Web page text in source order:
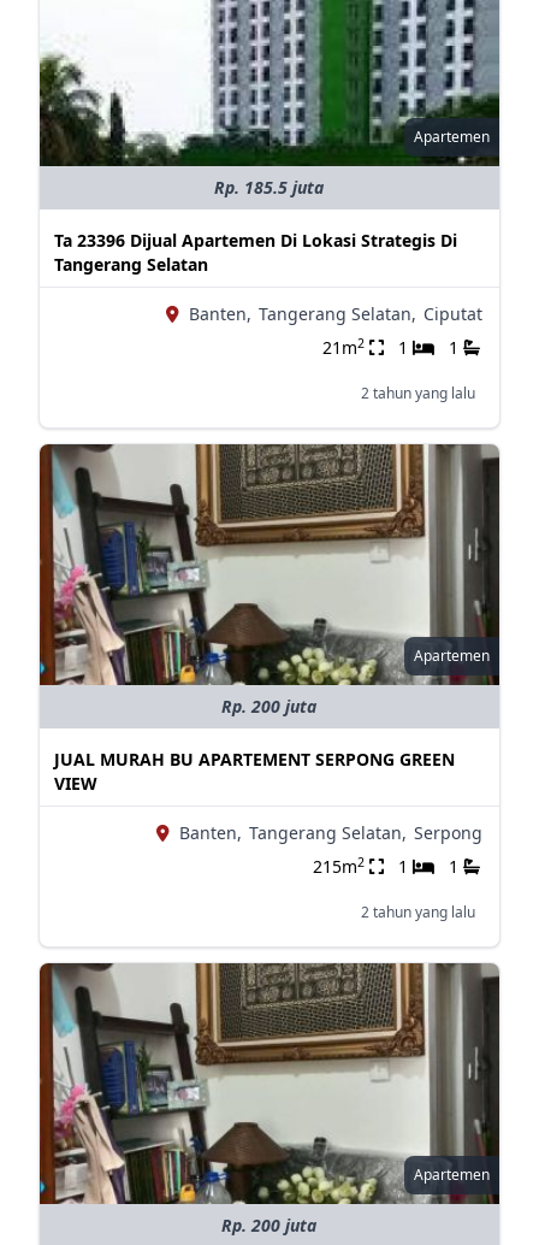
Apartemen
Rp. 185.5 juta
Ta 23396 Dijual Apartemen Di Lokasi Strategis Di
Tangerang Selatan
Banten, Tangerang Selatan, Ciputat
21m2 1 1
2 tahun yang lalu
Apartemen
Rp. 200 juta
JUAL MURAH BU APARTEMENT SERPONG GREEN
VIEW
Banten, Tangerang Selatan, Serpong
215m2 1 1
2 tahun yang lalu
Apartemen
Rp. 200 juta